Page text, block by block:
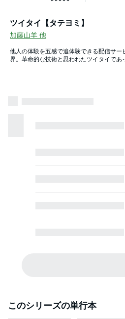
ツイタイ【タテヨミ】
加藤山羊 他
他人の体験を五感で追体験できる配信サ
界。革命的な技術と思われたツイタイで
このシリーズの単行本